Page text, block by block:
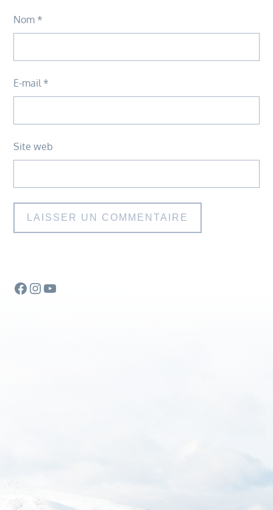
Nom *
E-mail *
Site web
Facebook
Instagram
YouTube